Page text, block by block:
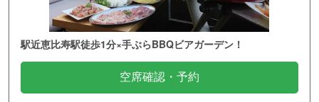
駅近恵比寿駅徒歩1分×手ぶらBBQビアガーデン！
空席確認・予約